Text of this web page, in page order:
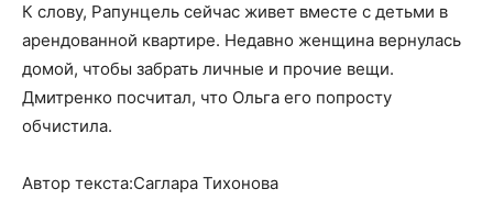
К слову, Рапунцель сейчас живет вместе с детьми в
арендованной квартире. Недавно женщина вернулась
домой, чтобы забрать личные и прочие вещи.
Дмитренко посчитал, что Ольга его попросту
обчистила.
Автор текста:Саглара Тихонова